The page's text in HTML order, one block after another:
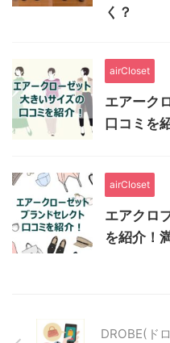
く？
airCloset
エアーク
口コミを
airCloset
エアクロ
を紹介！
DROBE(ド